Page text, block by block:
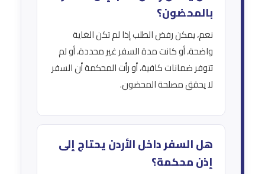
بالمحضون؟
نعم، يمكن رفض الطلب إذا لم تكن الغاية
واضحة، أو كانت مدة السفر غير محددة، أو لم
تتوفر ضمانات كافية، أو رأت المحكمة أن السفر
لا يحقق مصلحة المحضون.
هل السفر داخل الأردن يحتاج إلى
إذن محكمة؟